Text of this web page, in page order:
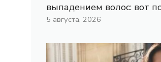
выпадением волос: вот
5 августа, 2026